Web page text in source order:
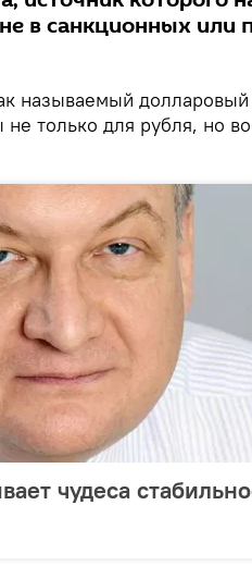
в санкционных или
называемый
только для рубля, но
чудеса